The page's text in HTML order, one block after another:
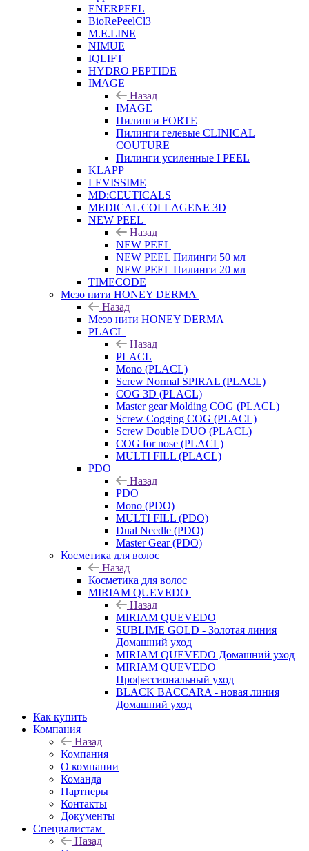
ENERPEEL
BioRePeelCl3
M.E.LINE
NIMUE
IQLIFT
HYDRO PEPTIDE
IMAGE
Назад
IMAGE
Пилинги FORTE
Пилинги гелевые CLINICAL
COUTURE
Пилинги усиленные I PEEL
KLAPP
LEVISSIME
MD:CEUTICALS
MEDICAL COLLAGENE 3D
NEW PEEL
Назад
NEW PEEL
NEW PEEL Пилинги 50 мл
NEW PEEL Пилинги 20 мл
TIMECODE
Мезо нити HONEY DERMA
Назад
Мезо нити HONEY DERMA
PLACL
Назад
PLACL
Mono (PLACL)
Screw Normal SPIRAL (PLACL)
COG 3D (PLACL)
Master gear Molding COG (PLACL)
Screw Cogging COG (PLACL)
Screw Double DUO (PLACL)
COG for nose (PLACL)
MULTI FILL (PLACL)
PDO
Назад
PDO
Mono (PDO)
MULTI FILL (PDO)
Dual Needle (PDO)
Master Gear (PDO)
Косметика для волос
Назад
Косметика для волос
MIRIAM QUEVEDO
Назад
MIRIAM QUEVEDO
SUBLIME GOLD - Золотая линия
Домашний уход
MIRIAM QUEVEDO Домашний уход
MIRIAM QUEVEDO
Профессиональный уход
BLACK BACCARA - новая линия
Домашний уход
Как купить
Компания
Назад
Компания
О компании
Команда
Партнеры
Контакты
Документы
Специалистам
Назад